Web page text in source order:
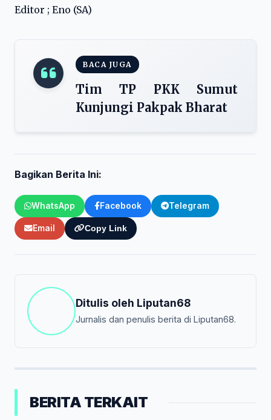
Editor ; Eno (SA)
BACA JUGA
Tim TP PKK Sumut
Kunjungi Pakpak Bharat
Bagikan Berita Ini:
WhatsApp Facebook Telegram
Email Copy Link
Ditulis oleh Liputan68
Jurnalis dan penulis berita di Liputan68.
BERITA TERKAIT